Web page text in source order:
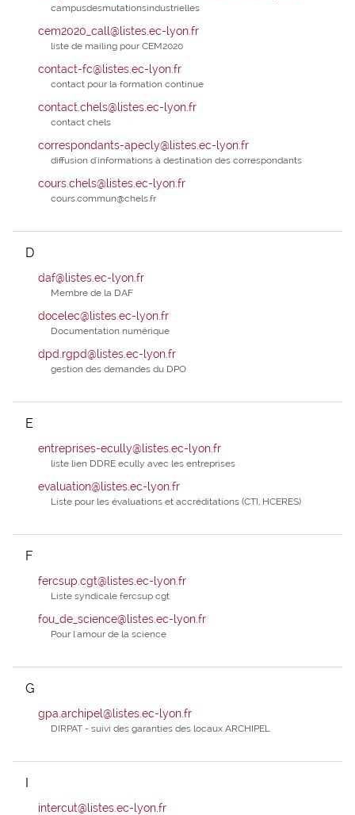
campusdesmutationsindustrielles
cem2020_call@listes.ec-lyon.fr
liste de mailing pour CEM2020
contact-fc@listes.ec-lyon.fr
contact pour la formation continue
contact.chels@listes.ec-lyon.fr
contact chels
correspondants-apecly@listes.ec-lyon.fr
diffusion d'informations à destination des correspondants
cours.chels@listes.ec-lyon.fr
cours.commun@chels.fr
D
daf@listes.ec-lyon.fr
Membre de la DAF
docelec@listes.ec-lyon.fr
Documentation numérique
dpd.rgpd@listes.ec-lyon.fr
gestion des demandes du DPO
E
entreprises-ecully@listes.ec-lyon.fr
liste lien DDRE ecully avec les entreprises
evaluation@listes.ec-lyon.fr
Liste pour les évaluations et accréditations (CTI, HCERES)
F
fercsup.cgt@listes.ec-lyon.fr
Liste syndicale fercsup cgt
fou_de_science@listes.ec-lyon.fr
Pour l'amour de la science
G
gpa.archipel@listes.ec-lyon.fr
DIRPAT - suivi des garanties des locaux ARCHIPEL
I
intercut@listes.ec-lyon.fr